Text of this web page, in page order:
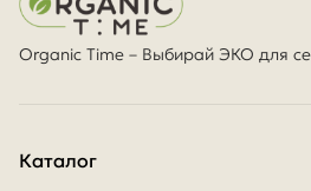
Organic Time – Выбирай ЭКО для
Каталог